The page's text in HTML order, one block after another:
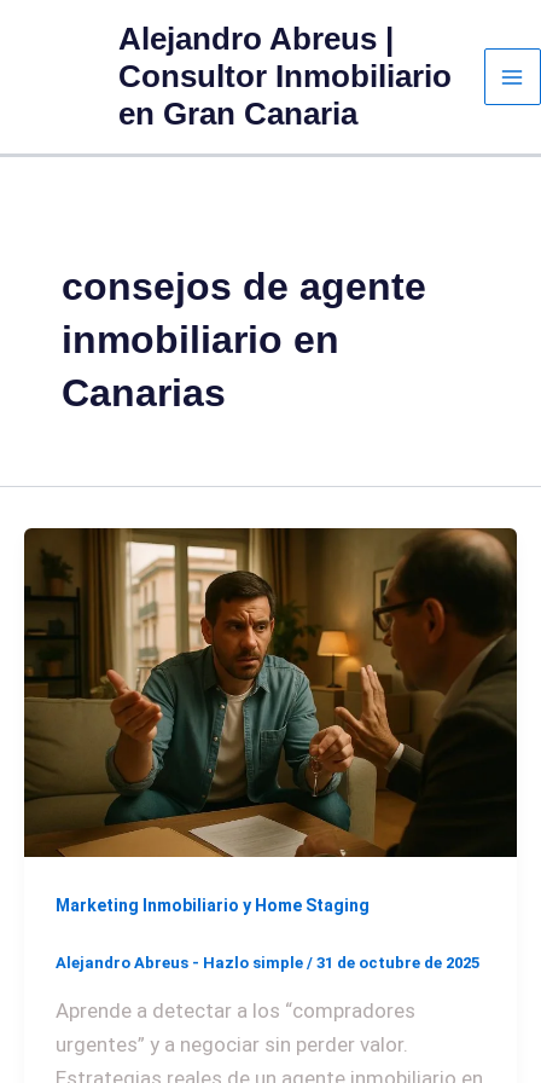
Alejandro Abreus |
Consultor Inmobiliario
en Gran Canaria
consejos de agente
inmobiliario en
Canarias
Marketing Inmobiliario y Home Staging
Alejandro Abreus - Hazlo simple / 31 de octubre de 2025
Aprende a detectar a los “compradores
urgentes” y a negociar sin perder valor.